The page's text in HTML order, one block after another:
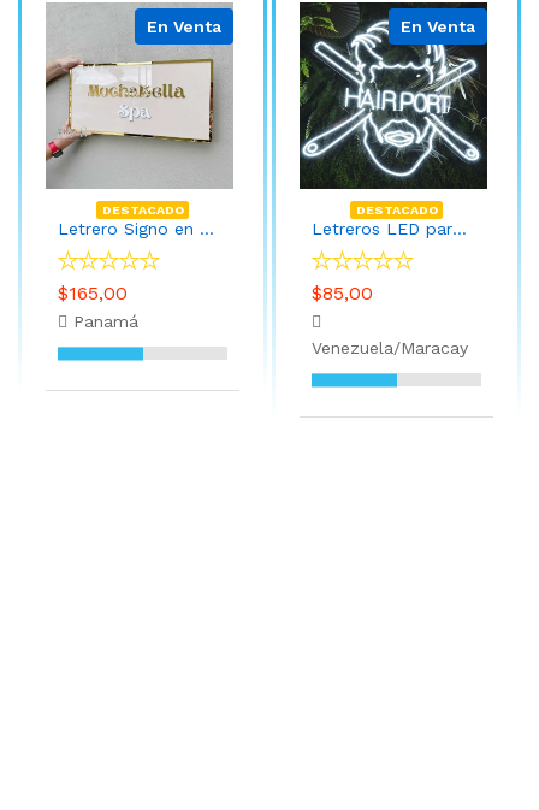
En Venta
DESTACADO
Letrero Signo en relieve de acrilico 80cm x 30cm
$165,00
Panamá
En Venta
DESTACADO
Letreros LED para barberia 50cm x 50cm
$85,00
Venezuela/Maracay